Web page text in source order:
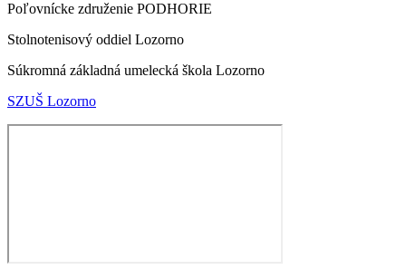
Poľovnícke združenie PODHORIE
Stolnotenisový oddiel Lozorno
Súkromná základná umelecká škola Lozorno
SZUŠ Lozorno